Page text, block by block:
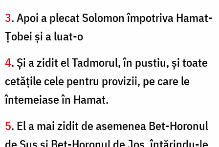
3. Apoi a plecat Solomon împotriva Hamat-
Ţobei şi a luat-o
4. Şi a zidit el Tadmorul, în pustiu, şi toate
cetăţile cele pentru provizii, pe care le
întemeiase în Hamat.
5. El a mai zidit de asemenea Bet-Horonul